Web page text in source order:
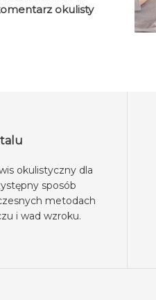
okulisty
okulistyczny dla
sposób
metodach
i wad wzroku.